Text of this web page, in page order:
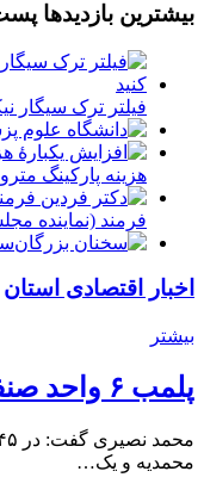
بیشترین بازدیدها
فیلتر ترک سیگار
هزینه پارکینگ
فرمند (نماينده
اخبار اقتصادی استان
بیشتر
پلمب ۶ واحد صنفی در شهرستان البرز
محمدیه و یک…